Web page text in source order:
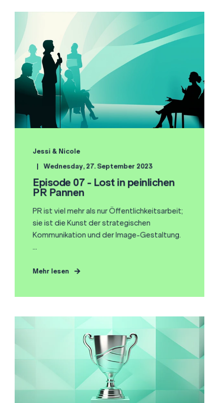
Jessi & Nicole
Wednesday, 27. September 2023
Episode 07 - Lost in peinlichen
PR Pannen
PR ist viel mehr als nur Öffentlichkeitsarbeit;
sie ist die Kunst der strategischen
Kommunikation und der Image-Gestaltung.
...
Mehr lesen